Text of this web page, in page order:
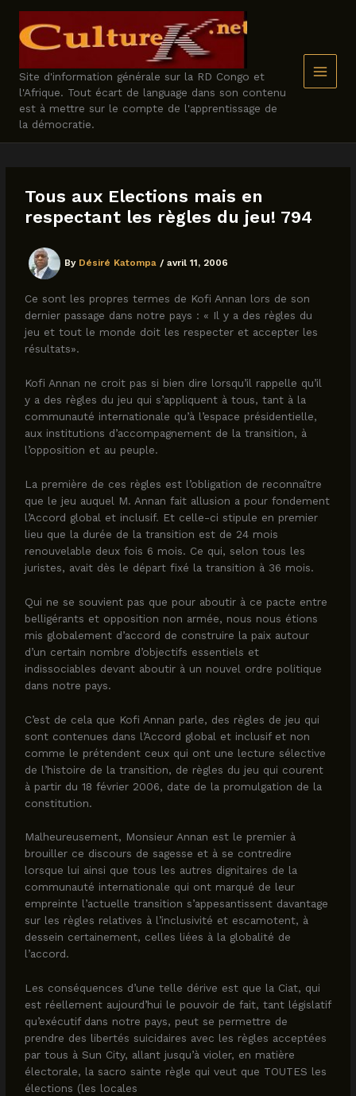
content
Site d'information générale sur la RD Congo et
l'Afrique. Tout écart de language dans son contenu
est à mettre sur le compte de l'apprentissage de
la démocratie.
Tous aux Elections mais en
respectant les règles du jeu! 794
By Désiré Katompa /avril 11, 2006
Ce sont les propres termes de Kofi Annan lors de son
dernier passage dans notre pays : « Il y a des règles du
jeu et tout le monde doit les respecter et accepter les
résultats».
Kofi Annan ne croit pas si bien dire lorsqu’il rappelle qu’il
y a des règles du jeu qui s’appliquent à tous, tant à la
communauté internationale qu’à l’espace présidentielle,
aux institutions d’accompagnement de la transition, à
l’opposition et au peuple.
La première de ces règles est l’obligation de reconnaître
que le jeu auquel M. Annan fait allusion a pour fondement
l’Accord global et inclusif. Et celle-ci stipule en premier
lieu que la durée de la transition est de 24 mois
renouvelable deux fois 6 mois. Ce qui, selon tous les
juristes, avait dès le départ fixé la transition à 36 mois.
Qui ne se souvient pas que pour aboutir à ce pacte entre
belligérants et opposition non armée, nous nous étions
mis globalement d’accord de construire la paix autour
d’un certain nombre d’objectifs essentiels et
indissociables devant aboutir à un nouvel ordre politique
dans notre pays.
C’est de cela que Kofi Annan parle, des règles de jeu qui
sont contenues dans l’Accord global et inclusif et non
comme le prétendent ceux qui ont une lecture sélective
de l’histoire de la transition, de règles du jeu qui courent
à partir du 18 février 2006, date de la promulgation de la
constitution.
Malheureusement, Monsieur Annan est le premier à
brouiller ce discours de sagesse et à se contredire
lorsque lui ainsi que tous les autres dignitaires de la
communauté internationale qui ont marqué de leur
empreinte l’actuelle transition s’appesantissent davantage
sur les règles relatives à l’inclusivité et escamotent, à
dessein certainement, celles liées à la globalité de
l’accord.
Les conséquences d’une telle dérive est que la Ciat, qui
est réellement aujourd’hui le pouvoir de fait, tant législatif
qu’exécutif dans notre pays, peut se permettre de
prendre des libertés suicidaires avec les règles acceptées
par tous à Sun City, allant jusqu’à violer, en matière
électorale, la sacro sainte règle qui veut que TOUTES les
élections (les locales